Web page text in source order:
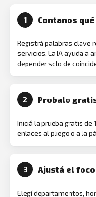
1 Contanos
Registrá palabras clave
servicios. La IA ayuda a
depender solo de
2 Probalo
Iniciá la prueba gratis de
enlaces al pliego o a la
3 Ajustá el foco
Elegí departamentos,